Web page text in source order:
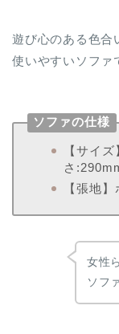
遊び心のある色合
使いやすいソファ
ソファの仕様
【サイ
さ
【張地
女性
ソフ